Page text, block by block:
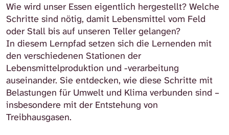
Wie wird unser Essen eigentlich hergestellt? Welche
Schritte sind nötig, damit Lebensmittel vom Feld
oder Stall bis auf unseren Teller gelangen?
In diesem Lernpfad setzen sich die Lernenden mit
den verschiedenen Stationen der
Lebensmittelproduktion und -verarbeitung
auseinander. Sie entdecken, wie diese Schritte mit
Belastungen für Umwelt und Klima verbunden sind –
insbesondere mit der Entstehung von
Treibhausgasen.